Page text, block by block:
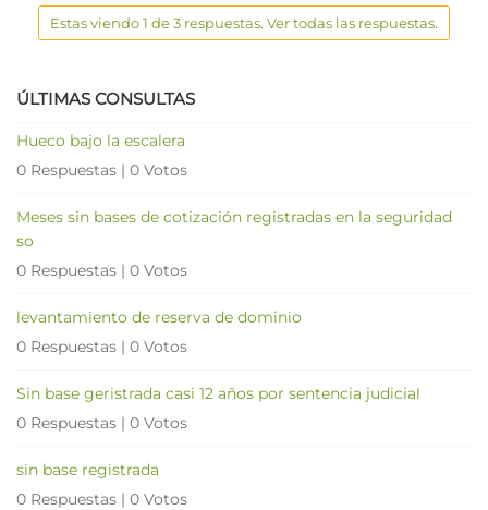
Estas viendo 1 de 3 respuestas. Ver todas las respuestas.
ÚLTIMAS CONSULTAS
Hueco bajo la escalera
0 Respuestas | 0 Votos
Meses sin bases de cotización registradas en la seguridad
so
0 Respuestas | 0 Votos
levantamiento de reserva de dominio
0 Respuestas | 0 Votos
Sin base geristrada casi 12 años por sentencia judicial
0 Respuestas | 0 Votos
sin base registrada
0 Respuestas | 0 Votos